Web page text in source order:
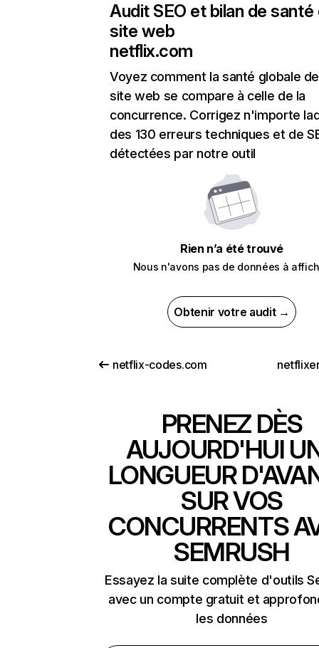
Audit SEO et bilan de santé
site web
netflix.com
Voyez comment la santé globale
site web se compare à celle de la
concurrence. Corrigez n'importe
des 130 erreurs techniques et de
détectées par notre outil
Rien n’a été trouvé
Nous n'avons pas de données à
Obtenir votre audit →
netflix-codes.com
PRENEZ DÈS
AUJOURD'HUI
LONGUEUR
SUR VOS
CONCURRENTS
SEMRUSH
Essayez la suite complète d'outils
avec un compte gratuit et
les données